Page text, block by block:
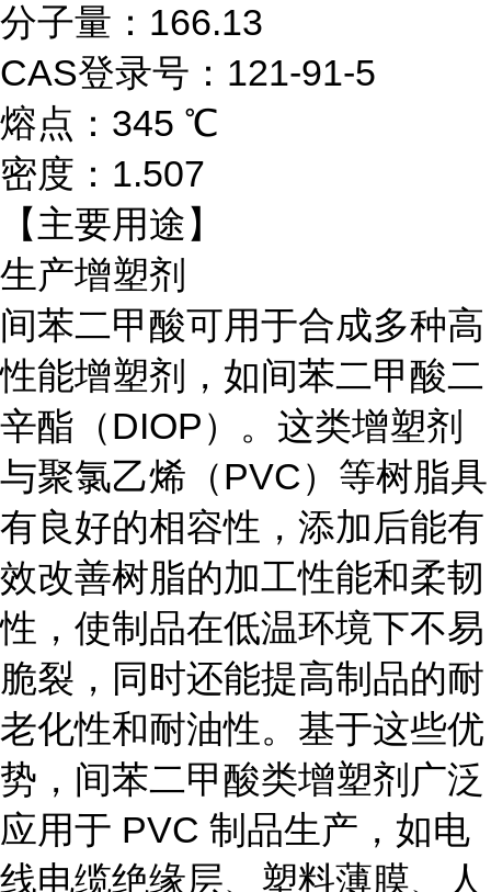
分子量：166.13
CAS登录号：121-91-5
熔点：345 ℃
密度：1.507
【主要用途】
生产增塑剂
间苯二甲酸可用于合成多种高
性能增塑剂，如间苯二甲酸二
辛酯（DIOP）。这类增塑剂
与聚氯乙烯（PVC）等树脂具
有良好的相容性，添加后能有
效改善树脂的加工性能和柔韧
性，使制品在低温环境下不易
脆裂，同时还能提高制品的耐
老化性和耐油性。基于这些优
势，间苯二甲酸类增塑剂广泛
应用于 PVC 制品生产，如电
线电缆绝缘层、塑料薄膜、人